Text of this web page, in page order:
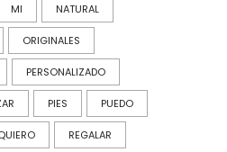
MI NATURAL
ORIGINALES
PERSONALIZADO
PIES PUEDO
REGALAR